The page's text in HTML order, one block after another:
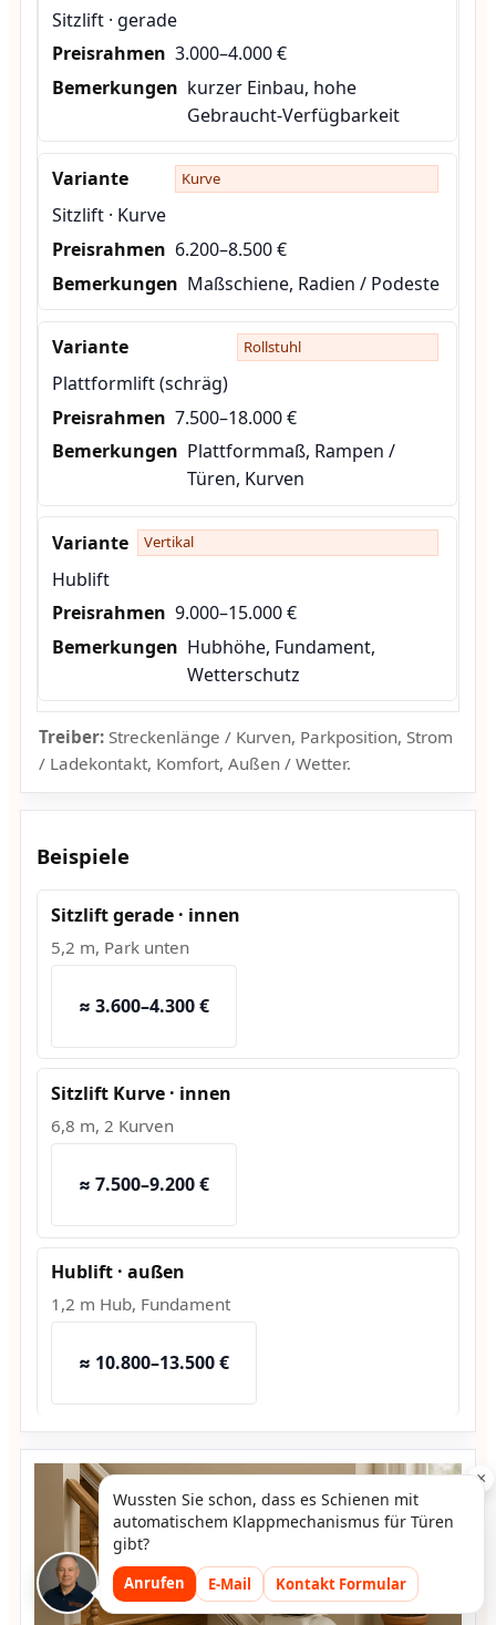
Sitzlift · gerade
3.000–4.000 €
kurzer Einbau, hohe
Gebraucht-Verfügbarkeit
Kurve
Sitzlift · Kurve
6.200–8.500 €
Maßschiene, Radien / Podeste
Rollstuhl
Plattformlift (schräg)
7.500–18.000 €
Plattformmaß, Rampen /
Türen, Kurven
Vertikal
Hublift
9.000–15.000 €
Hubhöhe, Fundament,
Wetterschutz
Treiber:Streckenlänge / Kurven, Parkposition, Strom
/ Ladekontakt, Komfort, Außen / Wetter.
Beispiele
Sitzlift gerade · innen
5,2 m, Park unten
≈ 3.600–4.300 €
Sitzlift Kurve · innen
6,8 m, 2 Kurven
≈ 7.500–9.200 €
Hublift · außen
1,2 m Hub, Fundament
≈ 10.800–13.500 €
×
Wussten Sie schon, dass es Schienen mit
automatischem Klappmechanismus für Türen
gibt?
Anrufen E-Mail Kontakt Formular